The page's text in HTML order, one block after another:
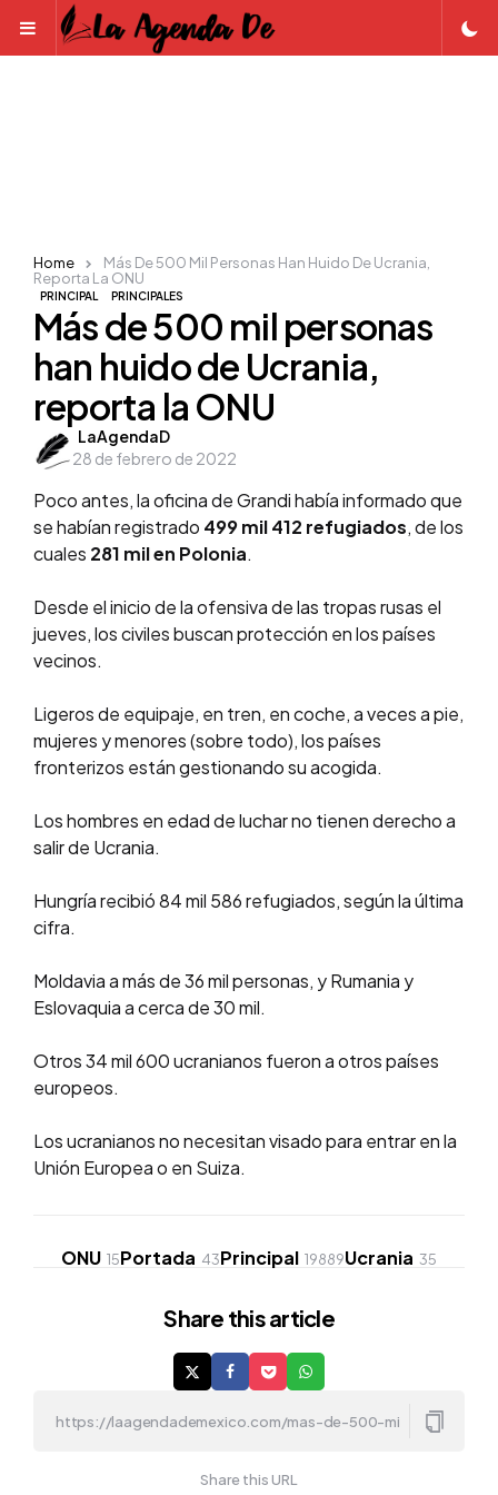
Menu
PRINCIPAL PRINCIPALES
Más de 500 mil personas
han huido de Ucrania,
reporta la ONU
Posted
by
LaAgendaD
28 de febrero de 2022
Home
Más De 500 Mil Personas Han Huido De Ucrania,
Reporta La ONU
Poco antes, la oficina de Grandi había informado que
se habían registrado 499 mil 412 refugiados, de los
cuales 281 mil en Polonia.
Desde el inicio de la ofensiva de las tropas rusas el
jueves, los civiles buscan protección en los países
vecinos.
Ligeros de equipaje, en tren, en coche, a veces a pie,
mujeres y menores (sobre todo), los países
fronterizos están gestionando su acogida.
Los hombres en edad de luchar no tienen derecho a
salir de Ucrania.
Hungría recibió 84 mil 586 refugiados, según la última
cifra.
Moldavia a más de 36 mil personas, y Rumania y
Eslovaquia a cerca de 30 mil.
Otros 34 mil 600 ucranianos fueron a otros países
europeos.
Los ucranianos no necesitan visado para entrar en la
Unión Europea o en Suiza.
ONU 15Portada 43Principal 19889Ucrania 35
Share this article
Share this URL